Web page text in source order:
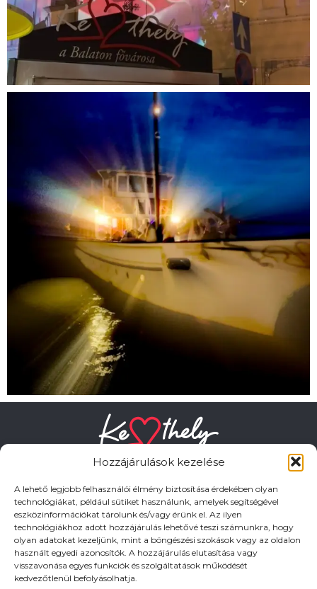
Hozzájárulások kezelése
A lehető legjobb felhasználói élmény biztosítása érdekében olyan
technológiákat, például sütiket használunk, amelyek segítségével
eszközinformációkat tárolunk és/vagy érünk el. Az ilyen
technológiákhoz adott hozzájárulás lehetővé teszi számunkra, hogy
olyan adatokat kezeljünk, mint a böngészési szokások vagy az oldalon
használt egyedi azonosítók. A hozzájárulás elutasítása vagy
visszavonása egyes funkciók és szolgáltatások működését
kedvezőtlenül befolyásolhatja.
HASZNOS LINKEK
Adatkezelési tájékoztató
Impresszum